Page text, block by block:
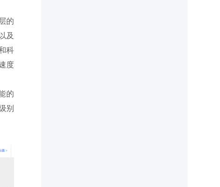
的
及
科
度
的
别